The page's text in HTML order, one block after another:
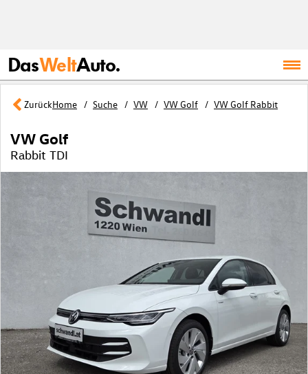
DasWeltAuto.
ZurückHome Suche VW VW Golf VW Golf Rabbit
VW Golf
Rabbit TDI